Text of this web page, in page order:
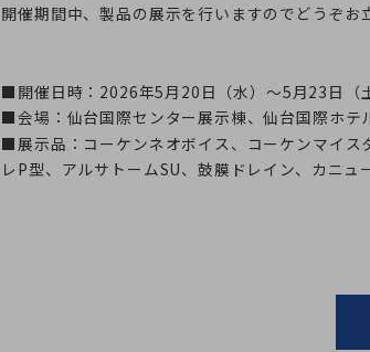
開催期間中、製品の展示を行いますのでどうぞお
■開催日時：2026年5月20日（水）～5月23日（土
■会場：仙台国際センター展示棟、仙台国際ホテ
■展示品：コーケンネオボイス、コーケンマイス
レP型、アルサトームSU、鼓膜ドレイン、カニ